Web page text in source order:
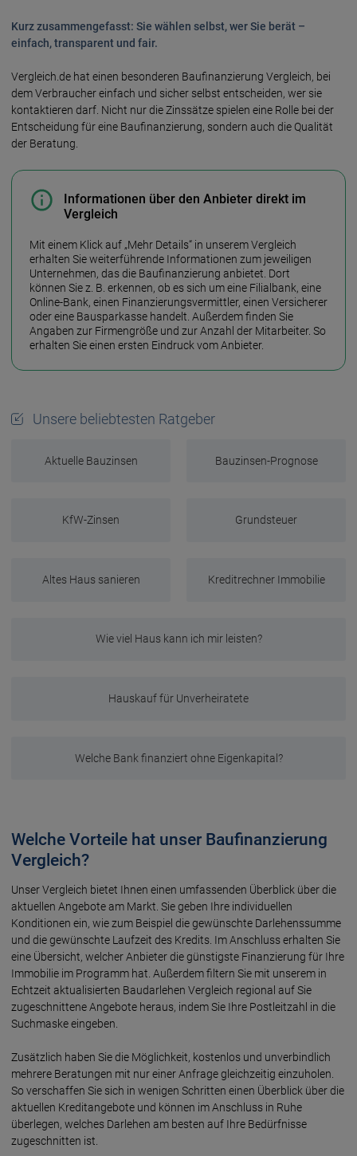
Kurz zusammengefasst: Sie wählen selbst, wer Sie berät –
einfach, transparent und fair.
Vergleich.de hat einen besonderen Bau­finanzierung Vergleich, bei
dem Verbraucher einfach und sicher selbst entscheiden, wer sie
kontaktieren darf. Nicht nur die Zinssätze spielen eine Rolle bei der
Entscheidung für eine Bau­finanzierung, sondern auch die Qualität
der Beratung.
Informationen über den Anbieter direkt im
Vergleich
Mit einem Klick auf „Mehr Details“ in unserem Vergleich
erhalten Sie weiter­führende Informationen zum jeweiligen
Unternehmen, das die Bau­finanzierung anbietet. Dort
können Sie z. B. erkennen, ob es sich um eine Filial­bank, eine
Online-Bank, einen Finanzierungs­vermittler, einen Versicherer
oder eine Bau­sparkasse handelt. Außerdem finden Sie
Angaben zur Firmen­größe und zur Anzahl der Mitarbeiter. So
erhalten Sie einen ersten Eindruck vom Anbieter.
Unsere beliebtesten Ratgeber
Aktuelle Bauzinsen Bauzinsen-Prognose
KfW-Zinsen Grundsteuer
Altes Haus sanieren Kreditrechner Immobilie
Wie viel Haus kann ich mir leisten?
Hauskauf für Unverheiratete
Welche Bank finanziert ohne Eigenkapital?
Welche Vorteile hat unser Baufinanzierung
Vergleich?
Unser Vergleich bietet Ihnen einen umfassenden Überblick über die
aktuellen Angebote am Markt. Sie geben Ihre individuellen
Konditionen ein, wie zum Beispiel die gewünschte Darlehens­summe
und die gewünschte Lauf­zeit des Kredits. Im Anschluss erhalten Sie
eine Übersicht, welcher Anbieter die günstigste Finanzierung für Ihre
Immobilie im Programm hat. Außerdem filtern Sie mit unserem in
Echt­zeit aktualisierten Bau­darlehen Vergleich regional auf Sie
zugeschnittene Angebote heraus, indem Sie Ihre Postleit­zahl in die
Such­maske eingeben.
Zusätzlich haben Sie die Möglichkeit, kostenlos und unverbindlich
mehrere Beratungen mit nur einer Anfrage gleichzeitig einzuholen.
So verschaffen Sie sich in wenigen Schritten einen Überblick über die
aktuellen Kredit­angebote und können im Anschluss in Ruhe
überlegen, welches Darlehen am besten auf Ihre Bedürfnisse
zugeschnitten ist.